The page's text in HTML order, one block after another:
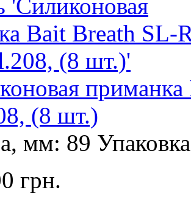
(8 шт.)
мм: 89
грн.